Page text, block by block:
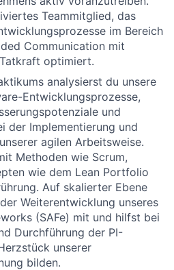
Teammitglied, das
im Bereich
Communication mit
optimiert.
analysierst du unsere
Entwicklungsprozesse,
und
der Implementierung und
agilen Arbeitsweise.
Methoden wie Scrum,
wie dem Lean Portfolio
Auf skalierter Ebene
Weiterentwicklung unseres
(SAFe) mit und hilfst bei
Durchführung der PI-
unserer
bilden.